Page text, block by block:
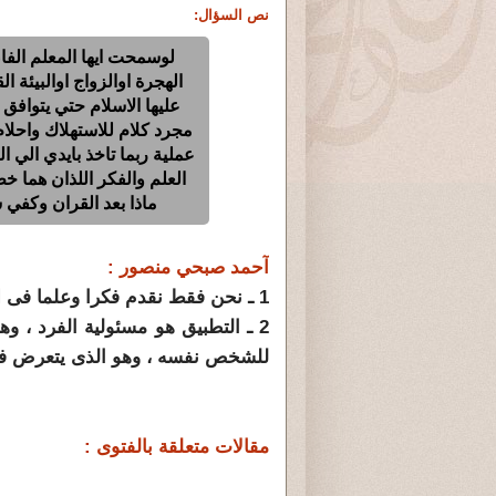
نص السؤال:
لوسمحت ايها المعلم
الهجرة اوالزواج
عليها الاسلام حتي
مجرد كلام للاستهلاك
عملية ربما تاخذ بايدي
العلم والفكر اللذان
ماذا بعد القران
آحمد صبحي منصور :
1 ـ نحن فقط نقدم فكرا وعلما فى الهداية بالقرآن الكريم .
2 ـ التطبيق هو مسئولية الفرد
للشخص نفسه ، وهو الذى يتعرض
مقالات متعلقة بالفتوى :